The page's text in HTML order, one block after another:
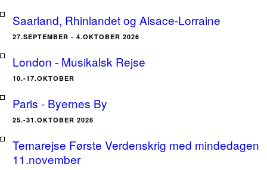
Saarland, Rhinlandet og Alsace-Lorraine
27.SEPTEMBER - 4.OKTOBER 2026
London - Musikalsk Rejse
10.-17.OKTOBER
Paris - Byernes By
25.-31.OKTOBER 2026
Temarejse Første Verdenskrig med mindedagen
11.november